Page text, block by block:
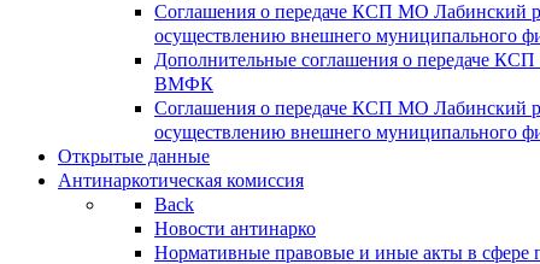
Соглашения о передаче КСП МО Лабинский
осуществлению внешнего муниципального
Дополнительные соглашения о передаче
ВМФК
Соглашения о передаче КСП МО Лабинский
осуществлению внешнего муниципального
Открытые данные
Антинаркотическая комиссия
Back
Новости антинарко
Нормативные правовые и иные акты в сфере